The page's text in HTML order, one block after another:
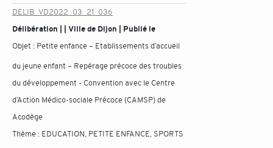
DELIB_VD2022_03_21_036
Délibération | | Ville de Dijon | Publié le
Objet : Petite enfance – Etablissements d’accueil
du jeune enfant – Repérage précoce des troubles
du développement - Convention avec le Centre
d’Action Médico-sociale Précoce (CAMSP) de
Acodège
Thème : EDUCATION, PETITE ENFANCE, SPORTS